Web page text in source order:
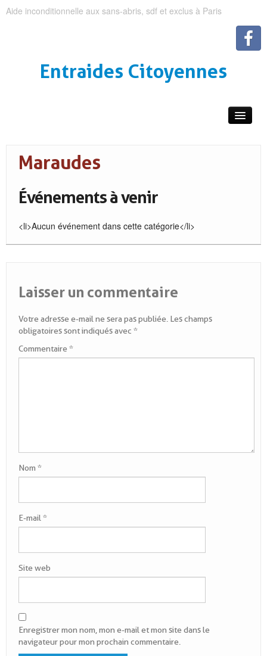
Aide inconditionnelle aux sans-abris, sdf et exclus à Paris
Entraides Citoyennes
Maraudes
Événements à venir
<li>Aucun événement dans cette catégorie</li>
Laisser un commentaire
Votre adresse e-mail ne sera pas publiée. Les champs
obligatoires sont indiqués avec *
Commentaire*
Nom *
E-mail *
Site web
Enregistrer mon nom, mon e-mail et mon site dans le
navigateur pour mon prochain commentaire.